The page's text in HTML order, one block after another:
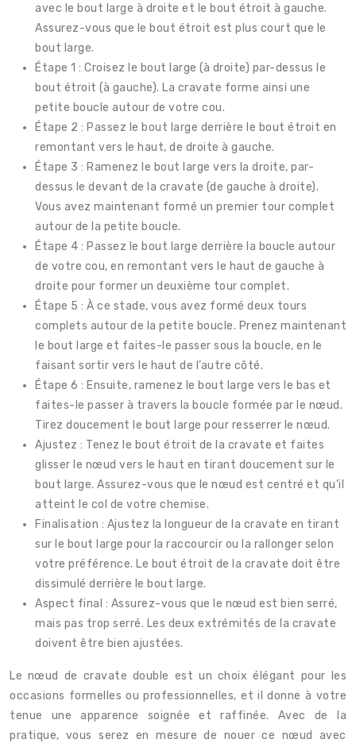
avec le bout large à droite et le bout étroit à gauche.
Assurez-vous que le bout étroit est plus court que le
bout large.
Étape 1 : Croisez le bout large (à droite) par-dessus le
bout étroit (à gauche). La cravate forme ainsi une
petite boucle autour de votre cou.
Étape 2 : Passez le bout large derrière le bout étroit en
remontant vers le haut, de droite à gauche.
Étape 3 : Ramenez le bout large vers la droite, par-
dessus le devant de la cravate (de gauche à droite).
Vous avez maintenant formé un premier tour complet
autour de la petite boucle.
Étape 4 : Passez le bout large derrière la boucle autour
de votre cou, en remontant vers le haut de gauche à
droite pour former un deuxième tour complet.
Étape 5 : À ce stade, vous avez formé deux tours
complets autour de la petite boucle. Prenez maintenant
le bout large et faites-le passer sous la boucle, en le
faisant sortir vers le haut de l’autre côté.
Étape 6 : Ensuite, ramenez le bout large vers le bas et
faites-le passer à travers la boucle formée par le nœud.
Tirez doucement le bout large pour resserrer le nœud.
Ajustez : Tenez le bout étroit de la cravate et faites
glisser le nœud vers le haut en tirant doucement sur le
bout large. Assurez-vous que le nœud est centré et qu’il
atteint le col de votre chemise.
Finalisation : Ajustez la longueur de la cravate en tirant
sur le bout large pour la raccourcir ou la rallonger selon
votre préférence. Le bout étroit de la cravate doit être
dissimulé derrière le bout large.
Aspect final : Assurez-vous que le nœud est bien serré,
mais pas trop serré. Les deux extrémités de la cravate
doivent être bien ajustées.
Le nœud de cravate double est un choix élégant pour les
occasions formelles ou professionnelles, et il donne à votre
tenue une apparence soignée et raffinée. Avec de la
pratique, vous serez en mesure de nouer ce nœud avec